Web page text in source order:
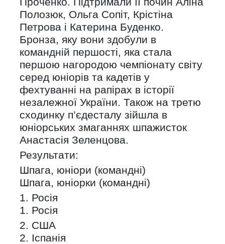
Полозюк, Ольга Сопіт, Крістіна
Петрова і Катерина Буденко.
Бронза, яку вони здобули в
командній першості, яка стала
першою нагородою чемпіонату світу
серед юніорів та кадетів у
фехтуванні на рапірах в історії
незалежної України. Також на третю
сходинку п’єдесталу зійшла в
юніорських змаганнях шпажисток
Анастасія Зеленцова.
Результати:
Шпага, юніори (командні)
Шпага, юніорки (командні)
1. Росія
1. Росія
2. США
2. Іспанія